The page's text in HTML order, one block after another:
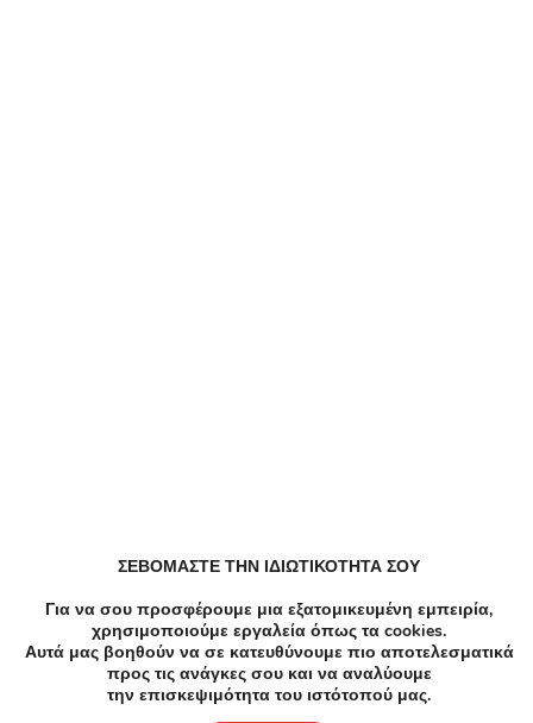
Μανικιούρ Πεντικιούρ Πεντικιουρ σε Καλλιθέα
Ομορφιά Περιποίηση φρυδιών σε Καλλιθέα
ΣΕΒΟΜΑΣΤΕ ΤΗΝ ΙΔΙΩΤΙΚΟΤΗΤΑ ΣΟΥ
Για να σου προσφέρουμε μια εξατομικευμένη εμπειρία,
χρησιμοποιούμε εργαλεία όπως τα cookies.
Αυτά μας βοηθούν να σε κατευθύνουμε πιο αποτελεσματικά
προς τις ανάγκες σου και να αναλύουμε
την επισκεψιμότητα του ιστότοπού μας.